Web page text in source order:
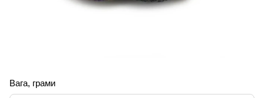
Вага, грами